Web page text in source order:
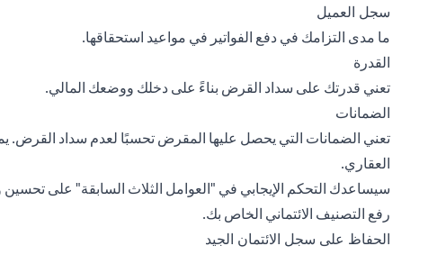
سجل العميل
ما مدى التزامك في دفع الفواتير في مواعيد استحقاقها.
القدرة
تعني قدرتك على سداد القرض بناءً على دخلك ووضعك المالي.
الضمانات
تعني الضمانات التي يحصل عليها المقرض تحسبًا لعدم سداد القرض.
العقاري.
سيساعدك التحكم الإيجابي في "العوامل الثلاث السابقة" على تحسين
رفع التصنيف الائتماني الخاص بك.
الحفاظ على سجل الائتمان الجيد